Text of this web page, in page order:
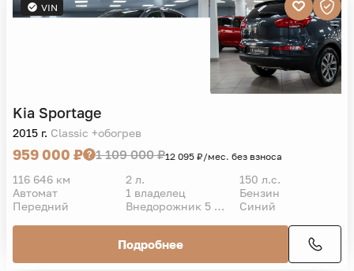
VIN
Kia Sportage
959 000 ₽ 1 109 000 ₽12 095 ₽/мес. без взноса
116 646 км
Автомат
1 владелец
Бензин